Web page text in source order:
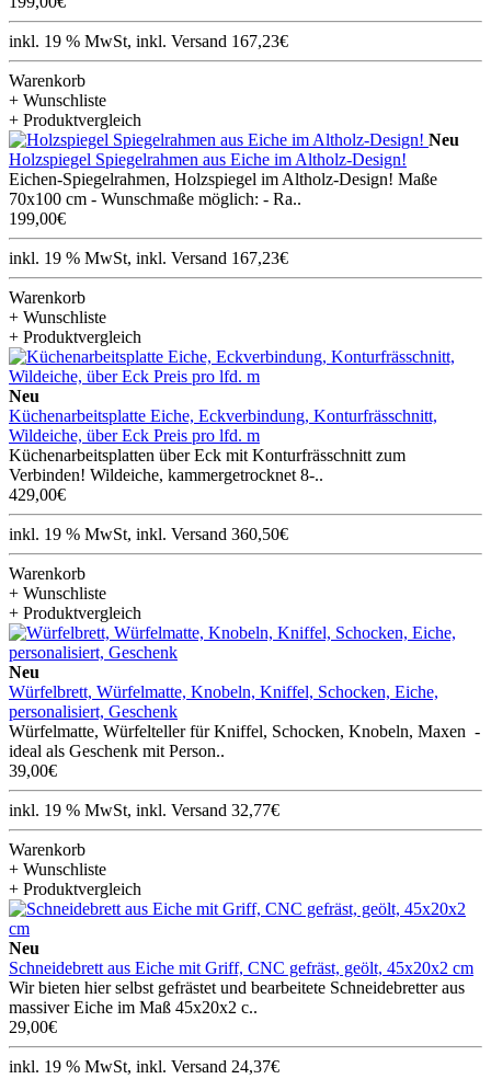
inkl. 19 % MwSt, inkl. Versand 167,23€
Warenkorb
+ Wunschliste
+ Produktvergleich
Neu
Holzspiegel Spiegelrahmen aus Eiche im Altholz-Design!
Eichen-Spiegelrahmen, Holzspiegel im Altholz-Design! Maße
70x100 cm - Wunschmaße möglich: - Ra..
199,00€
inkl. 19 % MwSt, inkl. Versand 167,23€
Warenkorb
+ Wunschliste
+ Produktvergleich
Neu
Küchenarbeitsplatte Eiche, Eckverbindung, Konturfrässchnitt,
Wildeiche, über Eck Preis pro lfd. m
Küchenarbeitsplatten über Eck mit Konturfrässchnitt zum
Verbinden! Wildeiche, kammergetrocknet 8-..
429,00€
inkl. 19 % MwSt, inkl. Versand 360,50€
Warenkorb
+ Wunschliste
+ Produktvergleich
Neu
Würfelbrett, Würfelmatte, Knobeln, Kniffel, Schocken, Eiche,
personalisiert, Geschenk
Würfelmatte, Würfelteller für Kniffel, Schocken, Knobeln, Maxen -
ideal als Geschenk mit Person..
39,00€
inkl. 19 % MwSt, inkl. Versand 32,77€
Warenkorb
+ Wunschliste
+ Produktvergleich
Neu
Schneidebrett aus Eiche mit Griff, CNC gefräst, geölt, 45x20x2 cm
Wir bieten hier selbst gefrästet und bearbeitete Schneidebretter aus
massiver Eiche im Maß 45x20x2 c..
29,00€
inkl. 19 % MwSt, inkl. Versand 24,37€